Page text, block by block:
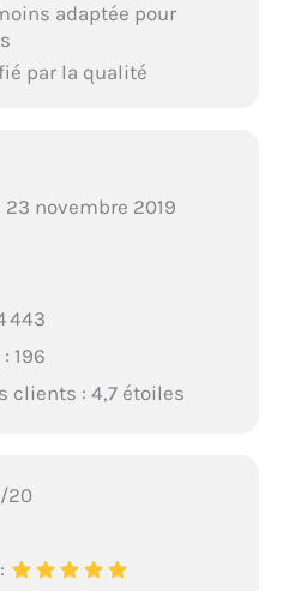
adaptée pour
par la qualité
novembre 2019
443
196
clients : 4,7 étoiles
20